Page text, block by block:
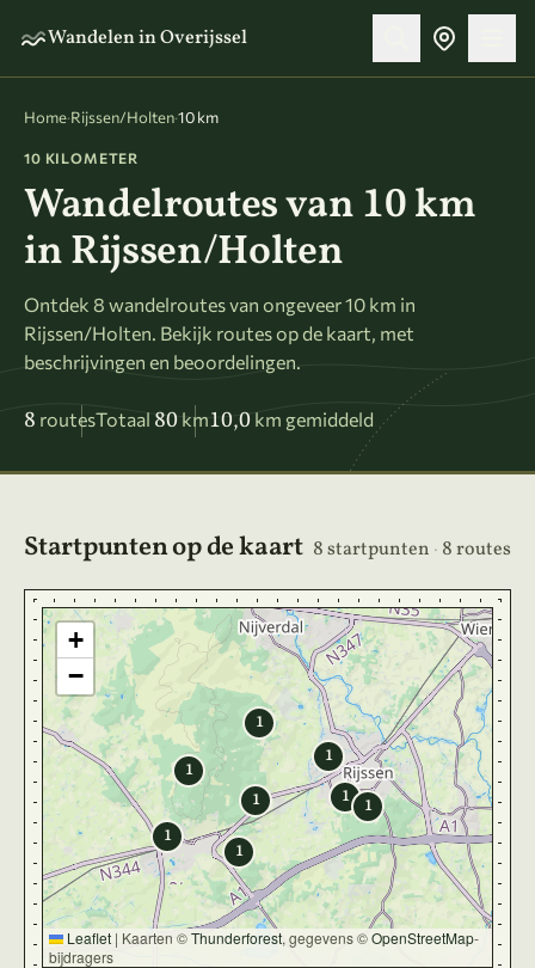
Wandelen in Overijssel
Home·Rijssen/Holten·10 km
10 KILOMETER
Wandelroutes van 10 km
in Rijssen/Holten
Ontdek 8 wandelroutes van ongeveer 10 km in
Rijssen/Holten. Bekijk routes op de kaart, met
beschrijvingen en beoordelingen.
8 routesTotaal 80 km10,0 km gemiddeld
Startpunten op de kaart 8 startpunten · 8 routes
1
1
1
1
1
1
1
1
+
−
Leaflet | Kaarten ©Thunderforest, gegevens ©OpenStreetMap-
bijdragers